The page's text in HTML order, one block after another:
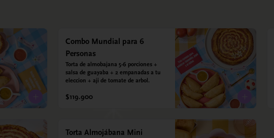
Combo Mundial para 6
Personas
Torta de almobajana 5-6 porciones +
salsa de guayaba + 2 empanadas a tu
eleccion + aji de tomate de arbol.
$119.900
Torta Almojábana Mini